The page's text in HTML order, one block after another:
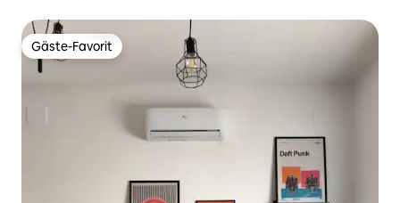
Gäste-Favorit
Gäste-Favorit